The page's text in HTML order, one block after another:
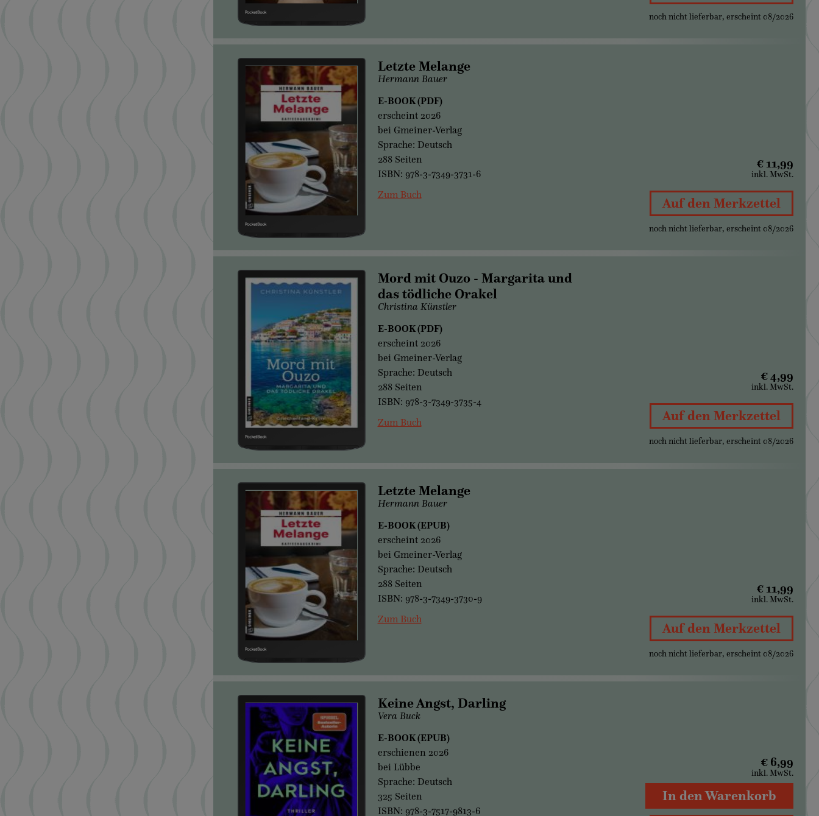
noch nicht lieferbar, erscheint 08/2026
Letzte Melange
Hermann Bauer
E-BOOK (PDF)
erscheint 2026
bei Gmeiner-Verlag
Sprache: Deutsch
288 Seiten
ISBN: 978-3-7349-3731-6
Zum Buch
€ 11,99
inkl. MwSt.
Auf den Merkzettel
noch nicht lieferbar, erscheint 08/2026
Mord mit Ouzo - Margarita und
das tödliche Orakel
Christina Künstler
E-BOOK (PDF)
erscheint 2026
bei Gmeiner-Verlag
Sprache: Deutsch
288 Seiten
ISBN: 978-3-7349-3735-4
Zum Buch
€ 4,99
inkl. MwSt.
Auf den Merkzettel
noch nicht lieferbar, erscheint 08/2026
Letzte Melange
Hermann Bauer
E-BOOK (EPUB)
erscheint 2026
bei Gmeiner-Verlag
Sprache: Deutsch
288 Seiten
ISBN: 978-3-7349-3730-9
Zum Buch
€ 11,99
inkl. MwSt.
Auf den Merkzettel
noch nicht lieferbar, erscheint 08/2026
Keine Angst, Darling
Vera Buck
E-BOOK (EPUB)
erschienen 2026
bei Lübbe
Sprache: Deutsch
325 Seiten
ISBN: 978-3-7517-9813-6
€ 6,99
inkl. MwSt.
In den Warenkorb